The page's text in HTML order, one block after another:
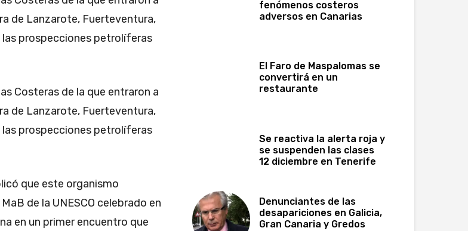
de Lanzarote, Fuerteventura,
las prospecciones petrolíferas
Costeras de la que entraron a
de Lanzarote, Fuerteventura,
las prospecciones petrolíferas
que este organismo
de la UNESCO celebrado en
en un primer encuentro que
fenómenos costeros
adversos en Canarias
El Faro de Maspalomas se
convertirá en un
restaurante
Se reactiva la alerta roja y
se suspenden las clases
12 diciembre en Tenerife
Denunciantes de las
desapariciones en Galicia,
Gran Canaria y Gredos